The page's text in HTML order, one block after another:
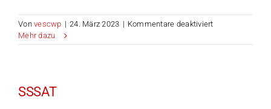
Vonvescwp | 24. März 2023 | Kommentare deaktiviertfür
Luzern
Mehr dazu
SSSAT